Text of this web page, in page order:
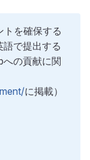
トを確保する
で提出する
への貢献に関
に掲載）